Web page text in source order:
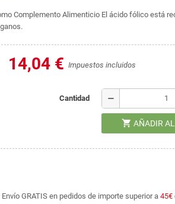
Complemento Alimenticio El ácido fólico está
14,04 € Impuestos incluidos
Cantidad remove
shopping_cart AÑADIR
Envío GRATIS en pedidos de importe superior a 45€